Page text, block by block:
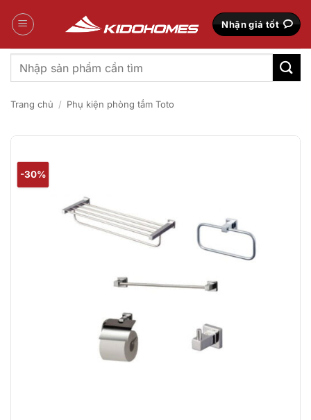
qua
Nhận giá tốt
Tìm
kiếm:
Trang chủ / Phụ kiện phòng tắm Toto
-30%